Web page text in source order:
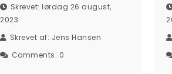
Skrevet: lørdag 26 august,
2023
Skrevet af: Jens Hansen
Comments: 0